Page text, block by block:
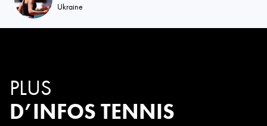
Ukraine
PLUS
D’INFOS TENNIS